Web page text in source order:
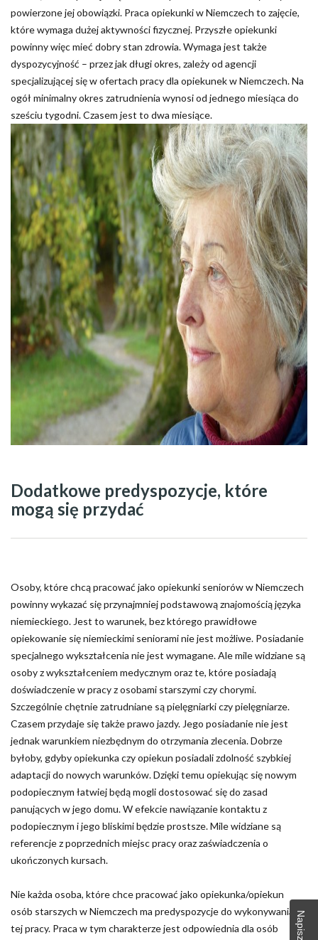
powierzone jej obowiązki. Praca opiekunki w Niemczech to zajęcie,
które wymaga dużej aktywności fizycznej. Przyszłe opiekunki
powinny więc mieć dobry stan zdrowia. Wymaga jest także
dyspozycyjność – przez jak długi okres, zależy od agencji
specjalizującej się w ofertach pracy dla opiekunek w Niemczech. Na
ogół minimalny okres zatrudnienia wynosi od jednego miesiąca do
sześciu tygodni. Czasem jest to dwa miesiące.
Dodatkowe predyspozycje, które
mogą się przydać
Osoby, które chcą pracować jako opiekunki seniorów w Niemczech
powinny wykazać się przynajmniej podstawową znajomością języka
niemieckiego. Jest to warunek, bez którego prawidłowe
opiekowanie się niemieckimi seniorami nie jest możliwe. Posiadanie
specjalnego wykształcenia nie jest wymagane. Ale mile widziane są
osoby z wykształceniem medycznym oraz te, które posiadają
doświadczenie w pracy z osobami starszymi czy chorymi.
Szczególnie chętnie zatrudniane są pielęgniarki czy pielęgniarze.
Czasem przydaje się także prawo jazdy. Jego posiadanie nie jest
jednak warunkiem niezbędnym do otrzymania zlecenia. Dobrze
byłoby, gdyby opiekunka czy opiekun posiadali zdolność szybkiej
adaptacji do nowych warunków. Dzięki temu opiekując się nowym
podopiecznym łatwiej będą mogli dostosować się do zasad
panujących w jego domu. W efekcie nawiązanie kontaktu z
podopiecznym i jego bliskimi będzie prostsze. Mile widziane są
referencje z poprzednich miejsc pracy oraz zaświadczenia o
ukończonych kursach.
Nie każda osoba, które chce pracować jako opiekunka/opiekun
osób starszych w Niemczech ma predyspozycje do wykonywania
tej pracy. Praca w tym charakterze jest odpowiednia dla osób